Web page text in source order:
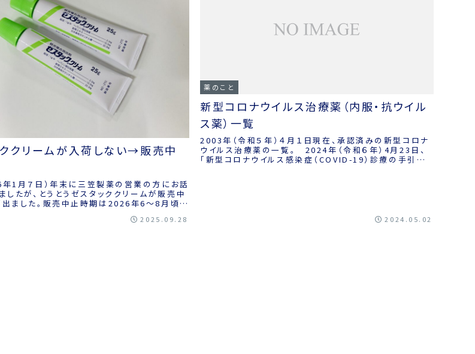
クリームが入荷しない→販売中
1月７日）年末に三笠製薬の営業の方にお話
したが、とうとうゼスタッククリームが販売中
ました。販売中止時期は2026年6〜8月頃で
2025.09.28
薬のこと
新型コロナウイルス治療薬（内服・抗ウイル
ス薬）一覧
2003年（令和５年）４月１日現在、承認済みの新型コロナ
ウイルス治療薬の一覧。 2024年（令和６年）4月23日、
「新型コロナウイルス感染症（COVID-19）診療の手引き
2024.05.02